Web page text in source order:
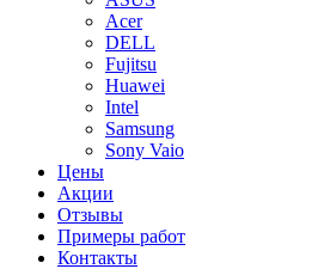
Acer
DELL
Fujitsu
Huawei
Intel
Samsung
Sony Vaio
Цены
Акции
Отзывы
Примеры работ
Контакты